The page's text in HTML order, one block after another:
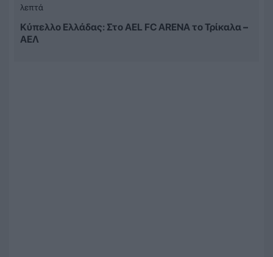
λεπτά
Κύπελλο Ελλάδας: Στο AEL FC ARENA το Τρίκαλα –
ΑΕΛ